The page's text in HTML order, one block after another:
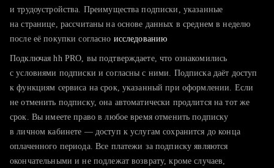
тратите много времени на поиск и вручную поднимаете
хотите сравнить себя с конкурентами и оценить шансы
и трудоустройства. Преимущества подписки, указанные
на странице, рассчитаны на основе данных в среднем в неделю
после её покупки согласно исследованию
Подключая hh PRO, вы подтверждаете, что ознакомились
с условиями подписки и согласны с ними. Подписка даёт доступ
к функциям сервиса на срок, указанный при оформлении. Если
не отменить подписку, она автоматически продлится на тот же
срок. Вы имеете право в любое время отменить подписку
в личном кабинете — доступ к услугам сохранится до конца
оплаченного периода. Все платежи за подписку являются
окончательными и не подлежат возврату, кроме случаев,